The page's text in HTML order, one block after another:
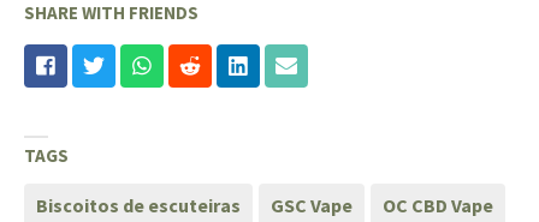
SHARE WITH FRIENDS
TAGS
Biscoitos de escuteiras GSC Vape OC CBD Vape